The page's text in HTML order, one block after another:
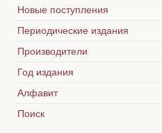
Новые поступления
Периодические издания
Производители
Год издания
Алфавит
Поиск